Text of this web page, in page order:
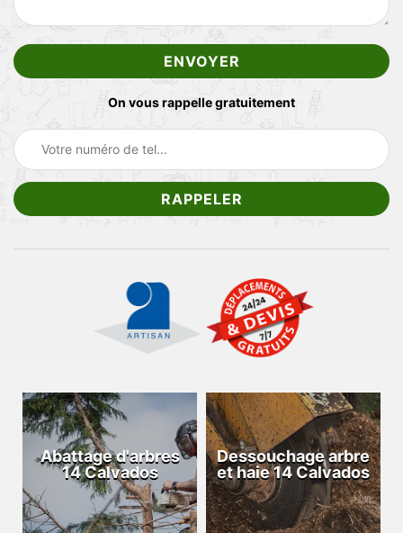
On vous rappelle gratuitement
Abattage d'arbres
14 Calvados
Dessouchage arbre
et haie 14 Calvados